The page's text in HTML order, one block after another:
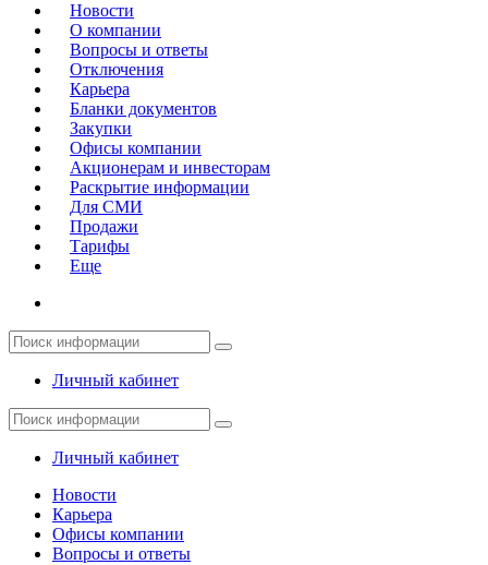
Новости
О компании
Вопросы и ответы
Отключения
Карьера
Бланки документов
Закупки
Офисы компании
Акционерам и инвесторам
Раскрытие информации
Для СМИ
Продажи
Тарифы
Еще
Личный кабинет
Личный кабинет
Новости
Карьера
Офисы компании
Вопросы и ответы